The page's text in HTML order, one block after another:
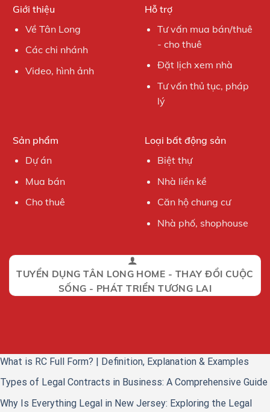
Giới thiệu
Về Tân Long
Các chi nhánh
Video, hình ảnh
Hỗ trợ
Tư vấn mua bán/thuê
- cho thuê
Đặt lịch xem nhà
Tư vấn thủ tục, pháp
lý
Sản phẩm
Dự án
Mua bán
Cho thuê
Loại bất động sản
Biệt thự
Nhà liền kề
Căn hộ chung cư
Nhà phố, shophouse
TUYỂN DỤNG TÂN LONG HOME - THAY ĐỔI CUỘC
SỐNG - PHÁT TRIỂN TƯƠNG LAI
What is RC Full Form? | Definition, Explanation & Examples
Types of Legal Contracts in Business: A Comprehensive Guide
Why Is Everything Legal in New Jersey: Exploring the Legal